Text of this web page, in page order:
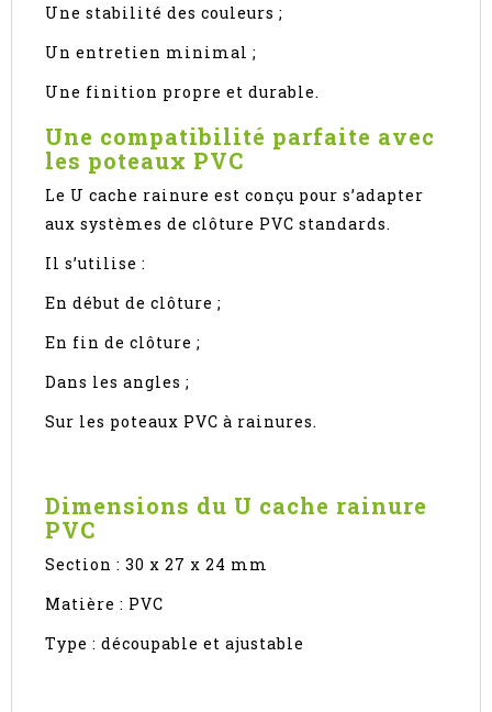
Une stabilité des couleurs ;
Un entretien minimal ;
Une finition propre et durable.
Une compatibilité parfaite avec
les poteaux PVC
Le U cache rainure est conçu pour s’adapter
aux systèmes de clôture PVC standards.
Il s’utilise :
En début de clôture ;
En fin de clôture ;
Dans les angles ;
Sur les poteaux PVC à rainures.
Dimensions du U cache rainure
PVC
Section : 30 x 27 x 24 mm
Matière : PVC
Type : découpable et ajustable